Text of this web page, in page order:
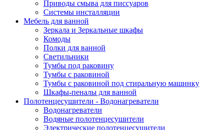
Приводы смыва для писсуаров
Системы инсталляции
Мебель для ванной
Зеркала и Зеркальные шкафы
Комоды
Полки для ванной
Светильники
Тумбы под раковину
Тумбы с раковиной
Тумбы с раковиной под стиральную машинку
Шкафы-пеналы для ванной
Полотенцесушители - Водонагреватели
Водонагреватели
Водяные полотенцесушители
Электрические полотенцесушители